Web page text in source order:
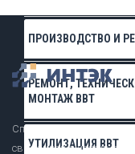
ПРОИЗВОДСТВО И
РЕМОНТ,
МОНТАЖ ВВТ
УТИЛИЗАЦИЯ ВВТ
Специалисты в
связанной с
Смоленск
Сочи
Ставрополь
Т